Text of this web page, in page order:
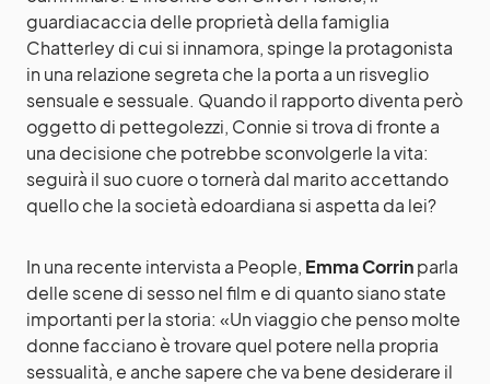
guardiacaccia delle proprietà della famiglia
Chatterley di cui si innamora, spinge la protagonista
in una relazione segreta che la porta a un risveglio
sensuale e sessuale. Quando il rapporto diventa però
oggetto di pettegolezzi, Connie si trova di fronte a
una decisione che potrebbe sconvolgerle la vita:
seguirà il suo cuore o tornerà dal marito accettando
quello che la società edoardiana si aspetta da lei?
In una recente intervista a People, Emma Corrinparla
delle scene di sesso nel film e di quanto siano state
importanti per la storia: «Un viaggio che penso molte
donne facciano è trovare quel potere nella propria
sessualità, e anche sapere che va bene desiderare il